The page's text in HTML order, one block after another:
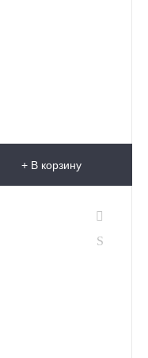
+ В корзину